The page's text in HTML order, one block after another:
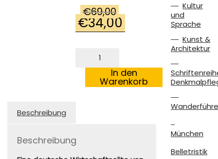
€69,00
Ursprünglicher
Preis
€69,00
€34,00 Aktueller
Preis
bayerischen
Kommerzienräte
In den
Warenkorb
Beschreibung
Beschreibung
Kultur
und
Sprache
Kunst &
Architektur
München
Belletristik